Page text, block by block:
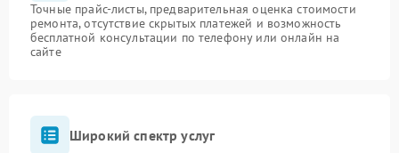
Точные прайс-листы, предварительная оценка стоимости
ремонта, отсутствие скрытых платежей и возможность
бесплатной консультации по телефону или онлайн на
сайте
Широкий спектр услуг